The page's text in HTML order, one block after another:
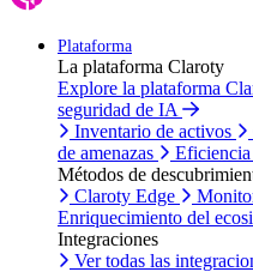
Plataforma
La plataforma Claroty
Explore la plataforma
seguridad de IA
Inventario de activos
de amenazas
Métodos de
Claroty Edge
Enriquecimiento del
Integraciones
Ver todas las